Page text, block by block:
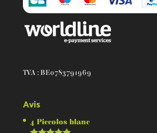
TVA : BE0783791969
Avis
4 Piccolos blanc